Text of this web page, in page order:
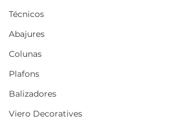
Técnicos
Abajures
Colunas
Plafons
Balizadores
Viero Decoratives